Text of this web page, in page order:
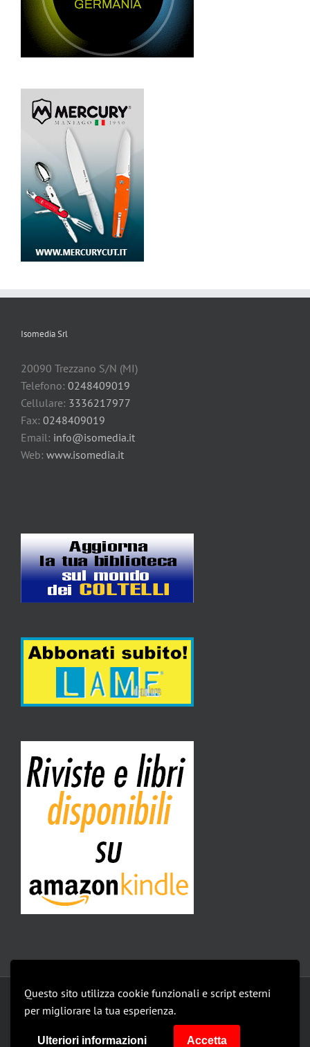
Questo sito utilizza cookie funzionali e script esterni
per migliorare la tua esperienza.
Ulteriori informazioni Accetta
Isomedia Srl
20090 Trezzano S/N (MI)
Telefono: 0248409019
Cellulare: 3336217977
Fax: 0248409019
Email: info@isomedia.it
Web: www.isomedia.it
Copyright 2019 Isomedia Srl | All Rights Reserved |privacy policy
Le mie impostazioni